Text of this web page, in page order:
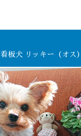
看板犬 リッキー（オス）